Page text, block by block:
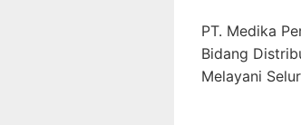
PT. Medika
Bidang
Melayani